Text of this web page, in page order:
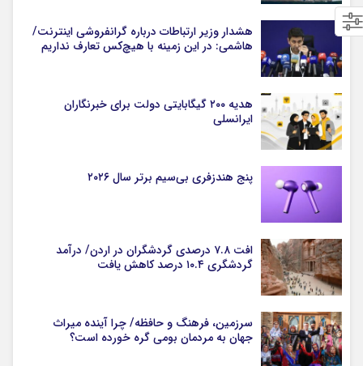
هشدار وزیر ارتباطات درباره گرانفروشی اینترنت/
هاشمی: در این زمینه با هیچ‌کس تعارف نداریم
هدیه ۲۰۰ گیگابایتی دولت برای خبرنگاران
ایرانسلی
پنج هندزفری بی‌سیم برتر سال ۲۰۲۶
افت ۷.۸ درصدی گردشگران در اردن/ درآمد
گردشگری ۱۰.۴ درصد کاهش یافت
سرزمین، فرهنگ و حافظه/ چرا آینده میراث
جهان به مردمان بومی گره خورده است؟